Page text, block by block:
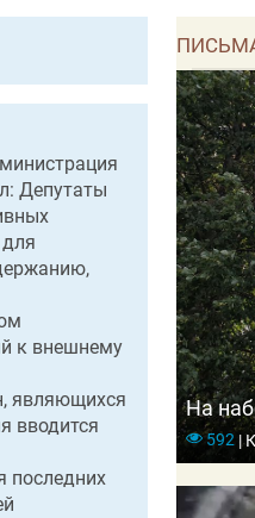
Депутаты
к внешнему
являющихся
вводится
последних
На
592 |